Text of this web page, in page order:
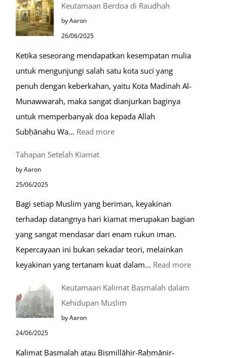
di
Eropa
Keutamaan Berdoa di Raudhah
by Aaron
26/06/2025
Ketika seseorang mendapatkan kesempatan mulia
untuk mengunjungi salah satu kota suci yang
penuh dengan keberkahan, yaitu Kota Madinah Al-
Munawwarah, maka sangat dianjurkan baginya
untuk memperbanyak doa kepada Allah
Subḥānahu Wa… Read more:
Tahapan Setelah Kiamat
by Aaron
25/06/2025
Bagi setiap Muslim yang beriman, keyakinan
terhadap datangnya hari kiamat merupakan bagian
yang sangat mendasar dari enam rukun iman.
Kepercayaan ini bukan sekadar teori, melainkan
keyakinan yang tertanam kuat dalam… Read more:
Keutamaan Kalimat Basmalah dalam
Kehidupan Muslim
by Aaron
24/06/2025
Kalimat Basmalah atau Bismillāhir-Raḥmānir-